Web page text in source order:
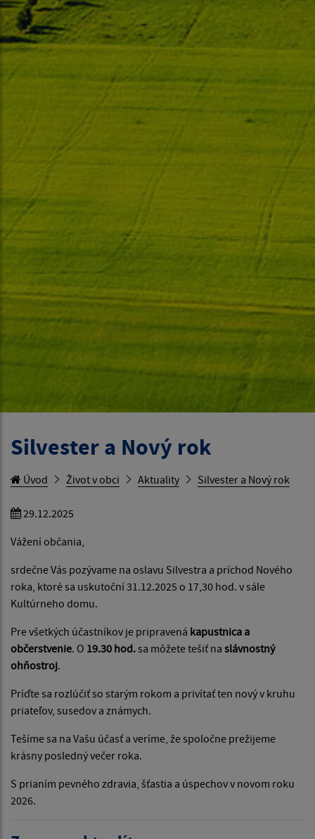
Silvester a Nový rok
Úvod Život v obci Aktuality Silvester a Nový rok
29.12.2025
Vážení občania,
srdečne Vás pozývame na oslavu Silvestra a príchod Nového
roka, ktoré sa uskutoční 31.12.2025 o 17,30 hod. v sále
Kultúrneho domu.
Pre všetkých účastníkov je pripravená kapustnica a
občerstvenie. O 19.30 hod.sa môžete tešiť na slávnostný
ohňostroj.
Príďte sa rozlúčiť so starým rokom a privítať ten nový v kruhu
priateľov, susedov a známych.
Tešíme sa na Vašu účasť a veríme, že spoločne prežijeme
krásny posledný večer roka.
S prianím pevného zdravia, šťastia a úspechov v novom roku
2026.